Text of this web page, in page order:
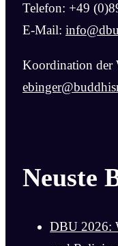
Telefon: +49
E-Mail:
Koordination der
Neuste
DBU 2026: